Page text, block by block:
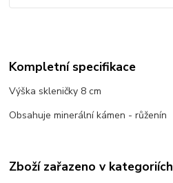
Kompletní specifikace
Výška skleničky 8 cm
Obsahuje minerální kámen - růženín
Zboží zařazeno v kategoriích